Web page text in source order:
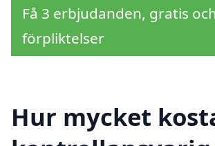
Få 3 erbjudanden, gratis
förpliktelser
Hur mycket